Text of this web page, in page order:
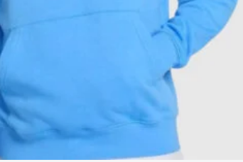
termékoldalon